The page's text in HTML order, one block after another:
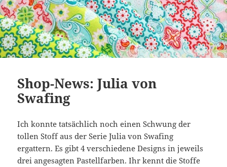
Shop-News: Julia von
Swafing
Ich konnte tatsächlich noch einen Schwung der
tollen Stoff aus der Serie Julia von Swafing
ergattern. Es gibt 4 verschiedene Designs in jeweils
drei angesagten Pastellfarben. Ihr kennt die Stoffe